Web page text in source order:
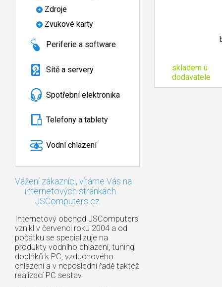
Zdroje
Zvukové karty
Periferie a software
Sítě a servery
Spotřební elektronika
Telefony a tablety
Vodní chlazení
Vážení zákazníci, vítáme Vás na
internetových stránkách
JSComputers.cz
Internetový obchod JSComputers
vznikl v červenci roku 2004 a od
počátku se specializuje na
produkty vodního chlazení, tuning
doplňků k PC, vzduchového
chlazení a v neposlední řadě taktéž
realizací PC sestav.
skladem u
dodavatele